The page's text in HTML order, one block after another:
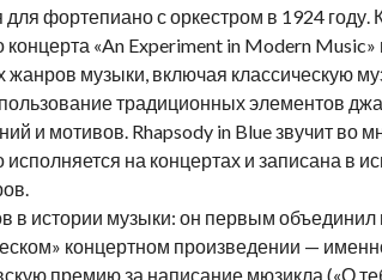
фортепиано с оркестром в 1924 году.
концерта «An Experiment in Modern
жанров музыки, включая классическую
традиционных элементов
и мотивов. Rhapsody in Blue звучит во
на концертах и записана в
в истории музыки: он первым
концертном произведении —
премию за написание мюзикла («О